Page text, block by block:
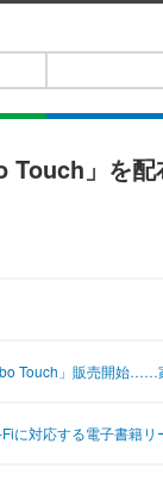
IT・デジタル
音楽
ペット
その他
Touch」を配
Touch」販売開始……
に対応する電子書籍